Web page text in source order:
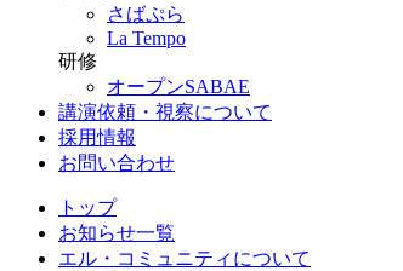
さばぷら
La Tempo
研修
オープンSABAE
講演依頼・視察について
採用情報
お問い合わせ
トップ
お知らせ一覧
エル・コミュニティについて